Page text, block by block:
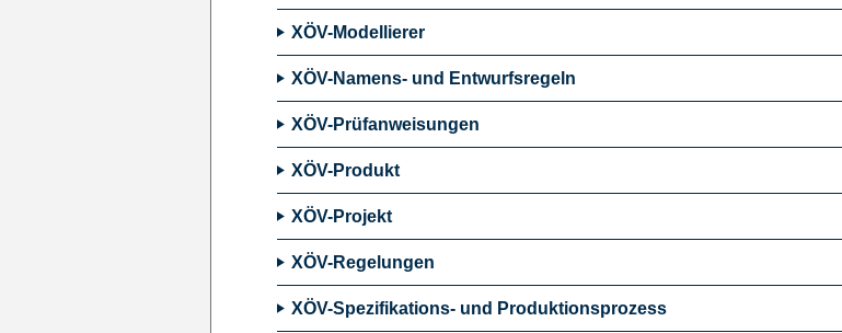
XÖV-Modellierer
XÖV-Namens- und Entwurfsregeln
XÖV-Prüfanweisungen
XÖV-Produkt
XÖV-Projekt
XÖV-Regelungen
XÖV-Spezifikations- und Produktionsprozess